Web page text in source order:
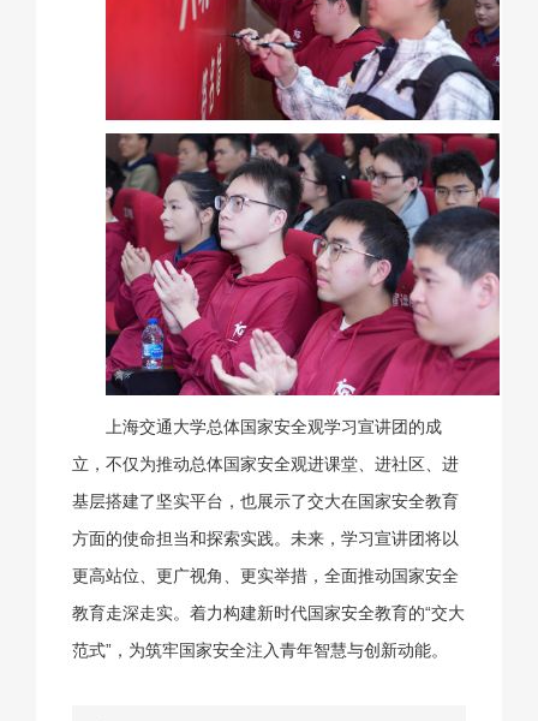
上海交通大学总体国家安全观学习宣讲团的成
立，不仅为推动总体国家安全观进课堂、进社区、进
基层搭建了坚实平台，也展示了交大在国家安全教育
方面的使命担当和探索实践。未来，学习宣讲团将以
更高站位、更广视角、更实举措，全面推动国家安全
教育走深走实。着力构建新时代国家安全教育的“交大
范式”，为筑牢国家安全注入青年智慧与创新动能。